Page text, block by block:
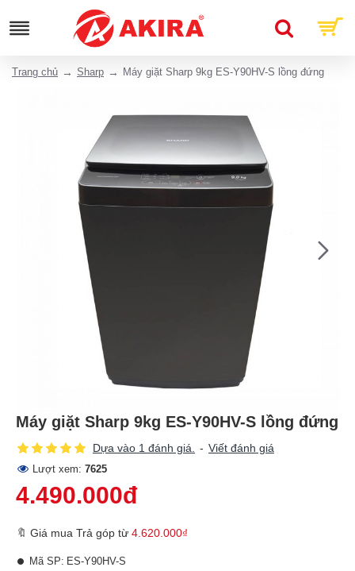
Trang chủ Sharp Máy giặt Sharp 9kg ES-Y90HV-S lồng đứng
Máy giặt Sharp 9kg ES-Y90HV-S lồng đứng
Dựa vào 1 đánh giá. - Viết đánh giá
Lượt xem: 7625
4.490.000đ
🔖 Giá mua Trả góp từ 4.620.000₫
Mã SP: ES-Y90HV-S